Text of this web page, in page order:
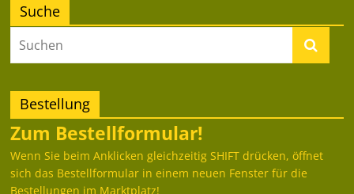
Suche
Bestellung
Zum Bestellformular!
Wenn Sie beim Anklicken gleichzeitig SHIFT drücken, öffnet
sich das Bestellformular in einem neuen Fenster für die
Bestellungen im Marktplatz!